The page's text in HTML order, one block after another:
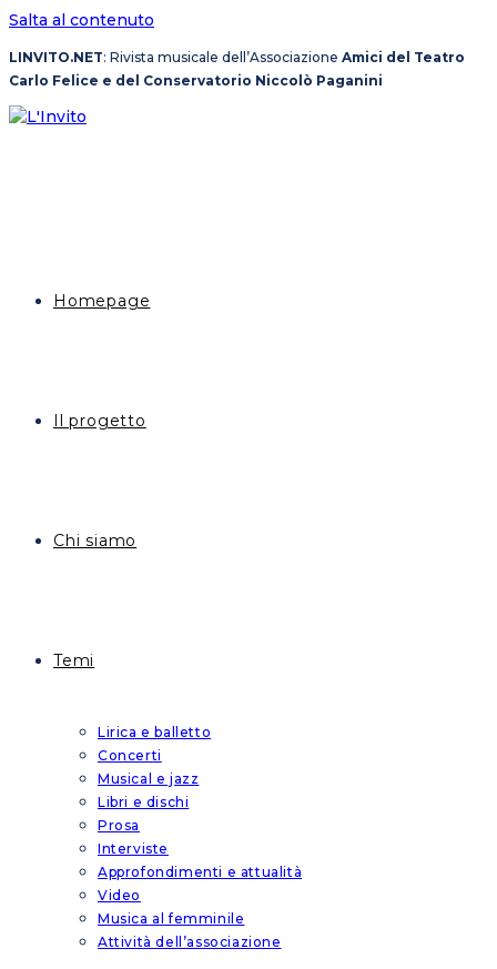
Salta al contenuto
LINVITO.NET: Rivista musicale dell’Associazione Amici del Teatro
Carlo Felice e del Conservatorio Niccolò Paganini
Homepage
Il progetto
Chi siamo
Temi
Lirica e balletto
Concerti
Musical e jazz
Libri e dischi
Prosa
Interviste
Approfondimenti e attualità
Video
Musica al femminile
Attività dell’associazione